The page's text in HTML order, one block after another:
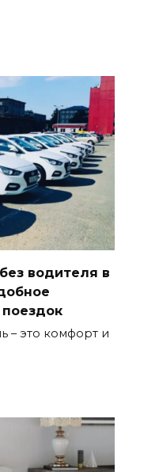
водителя в
– это комфорт и